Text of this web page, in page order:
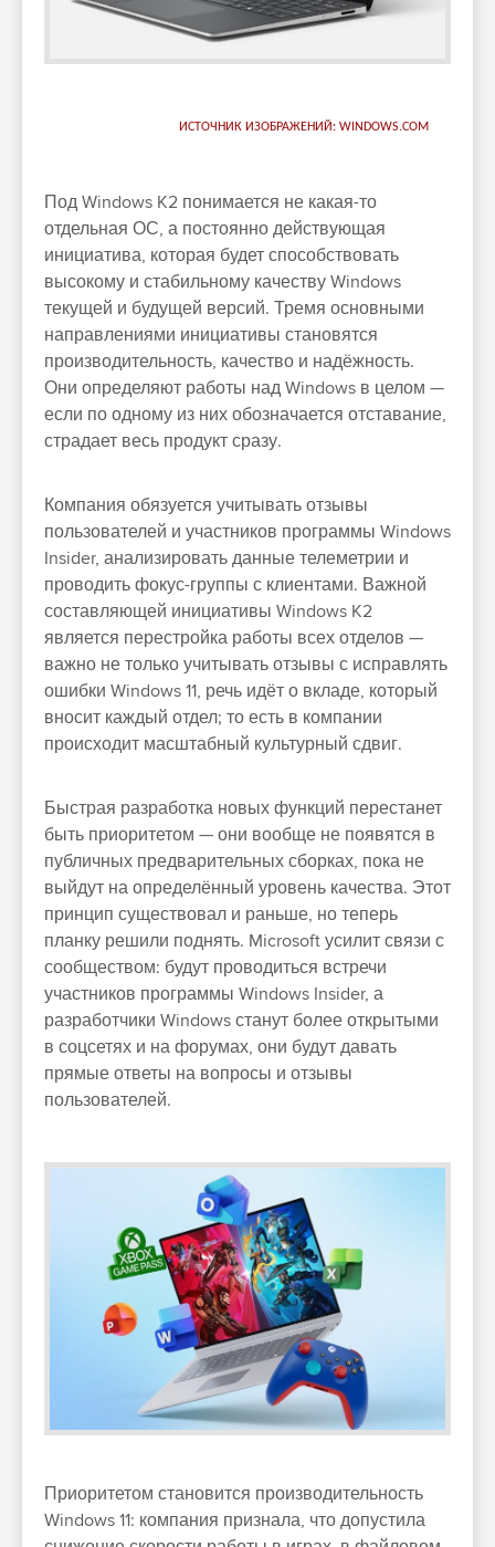
ИСТОЧНИК ИЗОБРАЖЕНИЙ: WINDOWS.COM
Под Windows K2 понимается не какая-то
отдельная ОС, а постоянно действующая
инициатива, которая будет способствовать
высокому и стабильному качеству Windows
текущей и будущей версий. Тремя основными
направлениями инициативы становятся
производительность, качество и надёжность.
Они определяют работы над Windows в целом —
если по одному из них обозначается отставание,
страдает весь продукт сразу.
Компания обязуется учитывать отзывы
пользователей и участников программы Windows
Insider, анализировать данные телеметрии и
проводить фокус-группы с клиентами. Важной
составляющей инициативы Windows K2
является перестройка работы всех отделов —
важно не только учитывать отзывы с исправлять
ошибки Windows 11, речь идёт о вкладе, который
вносит каждый отдел; то есть в компании
происходит масштабный культурный сдвиг.
Быстрая разработка новых функций перестанет
быть приоритетом — они вообще не появятся в
публичных предварительных сборках, пока не
выйдут на определённый уровень качества. Этот
принцип существовал и раньше, но теперь
планку решили поднять. Microsoft усилит связи с
сообществом: будут проводиться встречи
участников программы Windows Insider, а
разработчики Windows станут более открытыми
в соцсетях и на форумах, они будут давать
прямые ответы на вопросы и отзывы
пользователей.
Приоритетом становится производительность
Windows 11: компания признала, что допустила